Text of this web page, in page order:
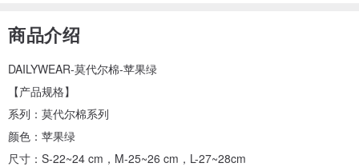
商品介绍
DAILYWEAR-莫代尔棉-苹果绿
【产品规格】
系列：莫代尔棉系列
颜色：苹果绿
尺寸：S-22~24 cm，M-25~26 cm，L-27~28cm